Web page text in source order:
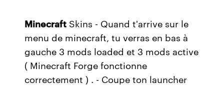
Minecraft Skins - Quand t'arrive sur le
menu de minecraft, tu verras en bas à
gauche 3 mods loaded et 3 mods active
( Minecraft Forge fonctionne
correctement ) . - Coupe ton launcher